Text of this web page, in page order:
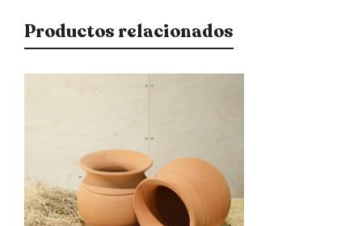
Productos relacionados